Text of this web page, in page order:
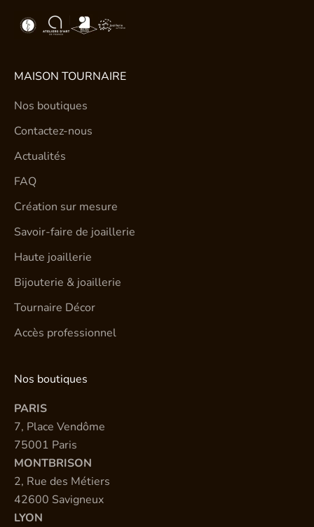
MAISON TOURNAIRE
Nos boutiques
Contactez-nous
Actualités
FAQ
Création sur mesure
Savoir-faire de joaillerie
Haute joaillerie
Bijouterie & joaillerie
Tournaire Décor
Accès professionnel
Nos boutiques
PARIS
7, Place Vendôme
75001 Paris
MONTBRISON
2, Rue des Métiers
42600 Savigneux
LYON